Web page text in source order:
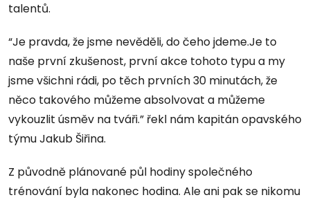
talentů.
“Je pravda, že jsme nevěděli, do čeho jdeme.Je to
naše první zkušenost, první akce tohoto typu a my
jsme všichni rádi, po těch prvních 30 minutách, že
něco takového můžeme absolvovat a můžeme
vykouzlit úsměv na tváři.” řekl nám kapitán opavského
týmu Jakub Šiřina.
Z původně plánované půl hodiny společného
trénování byla nakonec hodina. Ale ani pak se nikomu